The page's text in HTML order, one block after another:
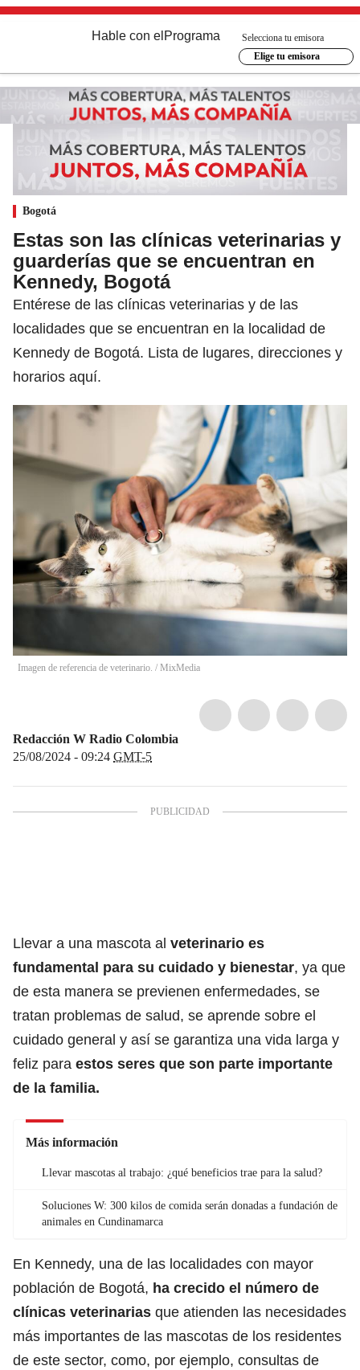
Hable con el Programa
Selecciona tu emisora
Elige tu emisora
Bogotá
Estas son las clínicas veterinarias y
guarderías que se encuentran en
Kennedy, Bogotá
Entérese de las clínicas veterinarias y de las
localidades que se encuentran en la localidad de
Kennedy de Bogotá. Lista de lugares, direcciones y
horarios aquí.
Imagen de referencia de veterinario. / MixMedia
Redacción W Radio Colombia
25/08/2024 - 09:24 GMT-5
Llevar a una mascota al veterinario es
fundamental para su cuidado y bienestar, ya que
de esta manera se previenen enfermedades, se
tratan problemas de salud, se aprende sobre el
cuidado general y así se garantiza una vida larga y
feliz para estos seres que son parte importante
de la familia.
Más información
Llevar mascotas al trabajo: ¿qué beneficios trae para la salud?
Soluciones W: 300 kilos de comida serán donadas a fundación de
animales en Cundinamarca
En Kennedy, una de las localidades con mayor
población de Bogotá, ha crecido el número de
clínicas veterinarias que atienden las necesidades
más importantes de las mascotas de los residentes
de este sector, como, por ejemplo, consultas de